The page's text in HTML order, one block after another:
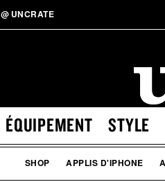
@ UNCRATE
ÉQUIPEMENT STYLE
SHOP APPLIS D'IPHONE